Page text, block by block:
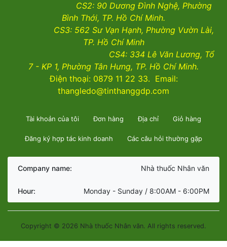
CS2: 90 Dương Đình Nghệ, Phường
Bình Thới, TP. Hồ Chí Minh.
CS3: 562 Sư Vạn Hạnh, Phường Vườn Lài,
TP. Hồ Chí Minh
CS4: 334 Lê Văn Lương, Tổ
7 - KP 1, Phường Tân Hưng, TP. Hồ Chí Minh.
Điện thoại: 0879 11 22 33. Email:
thangledo@tinthanggdp.com
Tài khoản của tôi Đơn hàng Địa chỉ Giỏ hàng
Đăng ký hợp tác kinh doanh Các câu hỏi thường gặp
Company name: Nhà thuốc Nhân văn
Hour: Monday - Sunday / 8:00AM - 6:00PM
Copyright © 2026 Nhà thuốc Nhân văn. All rights reserved.